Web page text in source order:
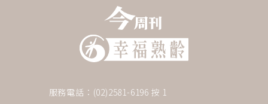
服務電話：(02)2581-6196 按 1